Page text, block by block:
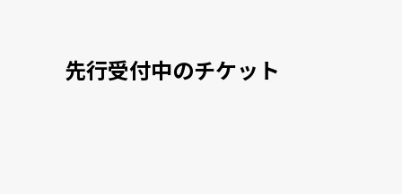
先行受付中のチケット